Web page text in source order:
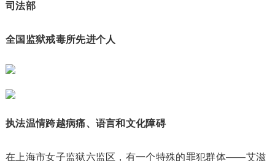
司法部
全国监狱戒毒所先进个人
执法温情跨越病痛、 语言和文化障碍
在上海市女子监狱六监区，有一个特殊的罪犯群体——艾滋